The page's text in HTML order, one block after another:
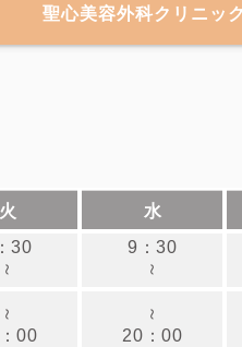
聖心美容外科クリニッ
火 水
30
～
9：30
～
～
00
～
20：00